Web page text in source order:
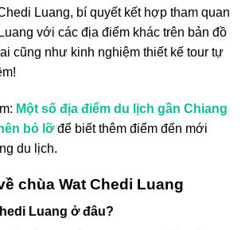
Luang, bí quyết kết hợp tham quan
với các địa điểm khác trên bản đồ
cũng như kinh nghiệm thiết kế tour tự
Một số địa điểm du lịch gần Chiang
bỏ lỡ để biết thêm điểm đến mới
du lịch.
chùa Wat Chedi Luang
Luang ở đâu?